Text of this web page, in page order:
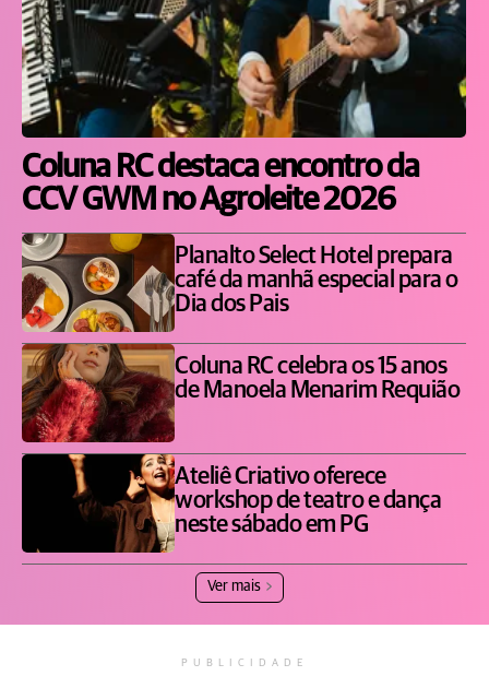
Coluna RC destaca encontro da
CCV GWM no Agroleite 2026
Planalto Select Hotel prepara
café da manhã especial para o
Dia dos Pais
Coluna RC celebra os 15 anos
de Manoela Menarim Requião
Ateliê Criativo oferece
workshop de teatro e dança
neste sábado em PG
Ver mais
PUBLICIDADE